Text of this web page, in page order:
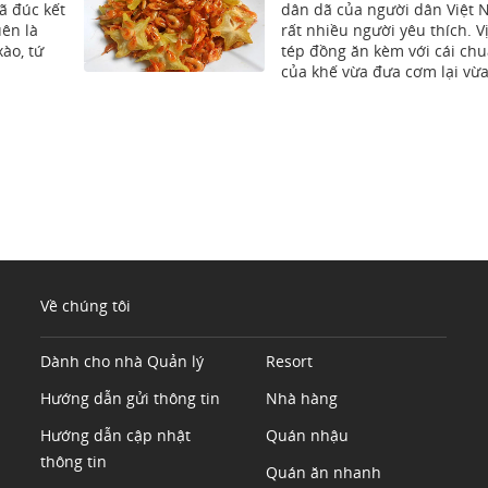
đúc kết
là
tứ
dân dã của người dân Việt
rất nhiều người yêu thích.
tép đồng ăn kèm với cái
của khế vừa đưa cơm lại
Về chúng tôi
Dành cho nhà Quản lý
Hướng dẫn gửi thông tin
Hướng dẫn cập nhật
thông tin
Resort
Nhà hàng
Quán nhậu
Quán ăn nhanh